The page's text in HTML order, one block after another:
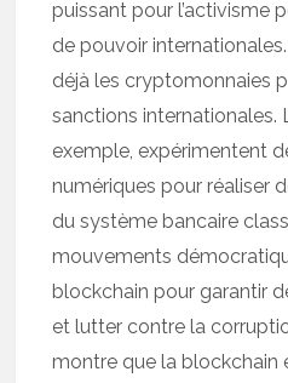
puissant pour l’activisme
de pouvoir
déjà les cryptomonnaies
sanctions internationales.
exemple, expérimentent
numériques pour réaliser
du système bancaire
mouvements
blockchain pour garantir
et lutter contre la
montre que la blockchain